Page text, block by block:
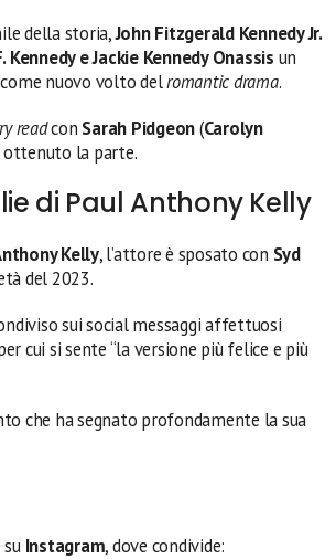
della storia,John Fitzgerald Kennedy Jr.
e Jackie Kennedy Onassis un
nuovo volto delromantic drama.
readcon Sarah Pidgeon(Carolyn
la parte.
di Paul Anthony Kelly
Kelly, l’attore è sposato con Syd
del 2023.
sui social messaggi affettuosi
cui si sente “la versione più felice e più
che ha segnato profondamente la sua
Instagram, dove condivide: